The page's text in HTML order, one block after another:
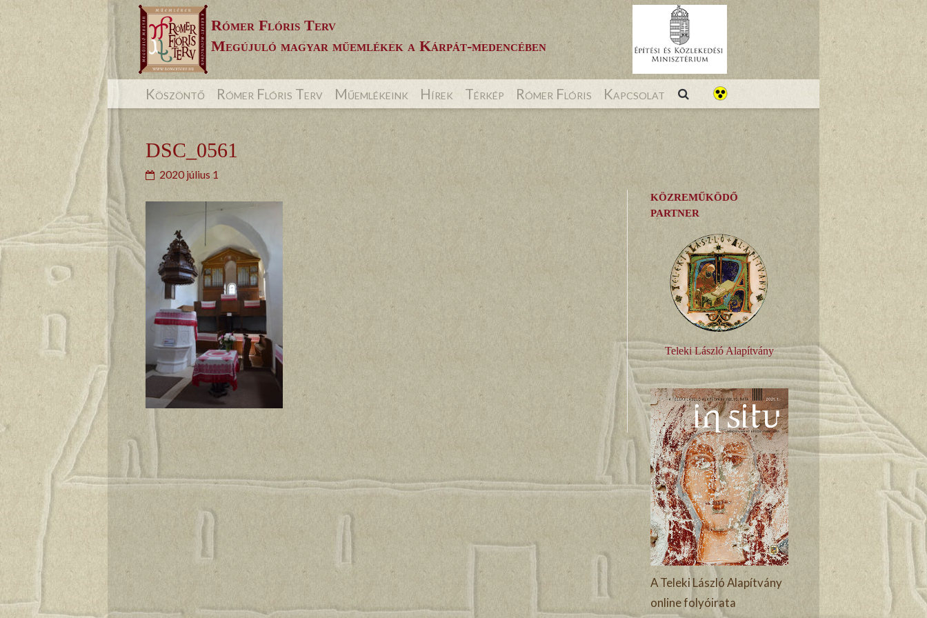
Skip
content
Rómer Flóris Terv
Megújuló magyar műemlékek a Kárpát-medencében
Köszöntő Rómer Flóris Terv Műemlékeink Hírek Térkép Rómer Flóris Kapcsolat
DSC_0561
2020 július 1
KÖZREMŰKÖDŐ
PARTNER
Teleki László Alapítvány
A Teleki László Alapítvány
online folyóirata